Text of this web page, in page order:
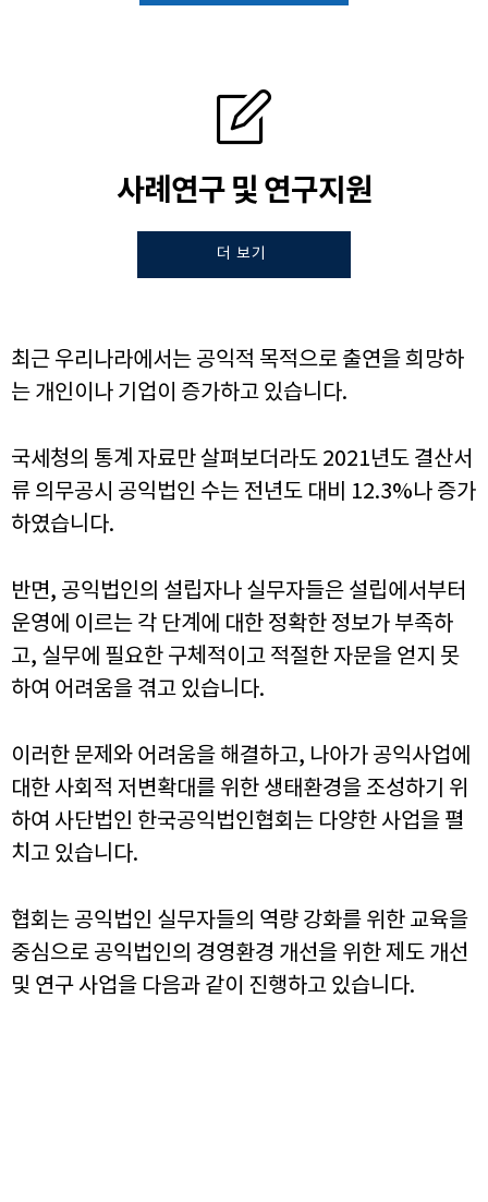
사례연구 및 연구지원
더 보기
최근 우리나라에서는 공익적 목적으로 출연을 희망하
는 개인이나 기업이 증가하고 있습니다.
국세청의 통계 자료만 살펴보더라도 2021년도 결산서
류 의무공시 공익법인 수는 전년도 대비 12.3%나 증가
하였습니다.
반면, 공익법인의 설립자나 실무자들은 설립에서부터
운영에 이르는 각 단계에 대한 정확한 정보가 부족하
고, 실무에 필요한 구체적이고 적절한 자문을 얻지 못
하여 어려움을 겪고 있습니다.
이러한 문제와 어려움을 해결하고, 나아가 공익사업에
대한 사회적 저변확대를 위한 생태환경을 조성하기 위
하여 사단법인 한국공익법인협회는 다양한 사업을 펼
치고 있습니다.
협회는 공익법인 실무자들의 역량 강화를 위한 교육을
중심으로 공익법인의 경영환경 개선을 위한 제도 개선
및 연구 사업을 다음과 같이 진행하고 있습니다.